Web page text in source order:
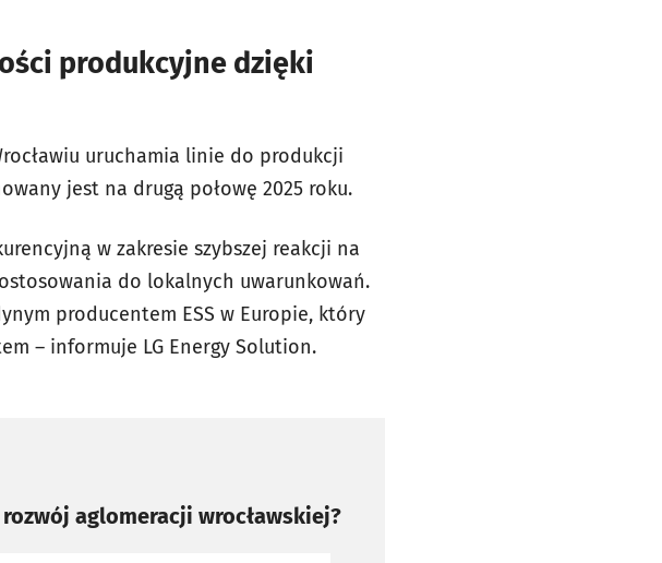
produkcyjne dzięki
uruchamia linie do produkcji
jest na drugą połowę 2025 roku.
w zakresie szybszej reakcji na
do lokalnych uwarunkowań.
producentem ESS w Europie, który
– informuje LG Energy Solution.
aglomeracji wrocławskiej?